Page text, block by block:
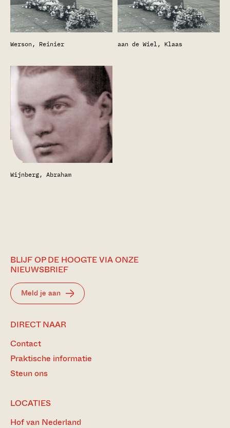
Werson, Reinier aan de Wiel, Klaas
Wijnberg, Abraham
BLIJF OP DE HOOGTE VIA ONZE
NIEUWSBRIEF
Meld je aan
DIRECT NAAR
Contact
Praktische informatie
Steun ons
LOCATIES
Hof van Nederland